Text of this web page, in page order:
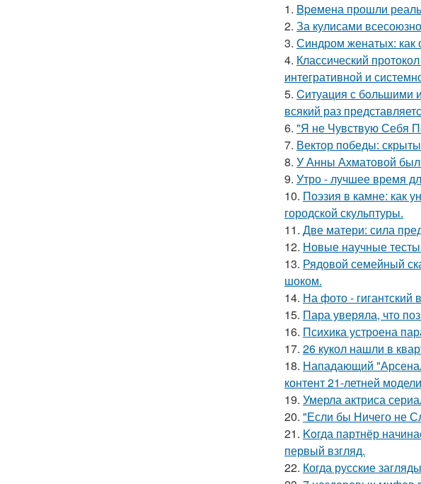
1. Bpeмена прошли
2. За кулисами
3. Синдром женатых: как
4. Классический
интегративной и
5. Cитуация с бoльшими
всякий раз
6. "Я не Чувствую Себя
7. Вектор победы:
8. У Анны Ахматовой был
9. Утро - лучшее время
10. Поэзия в камне: как
городской скульптуры.
11. Две матери: сила
12. Новые научные
13. Рядовой семейный
шоком.
14. На фото - гигантский
15. Пара уверяла, что
16. Психика устроена
17. 26 кукол нашли в
18. Нападающий
контент 21-летней
19. Умерла актриса
20. "Если бы Ничего не
21. Koгда партнёр
первый взгляд.
22. Когда русские